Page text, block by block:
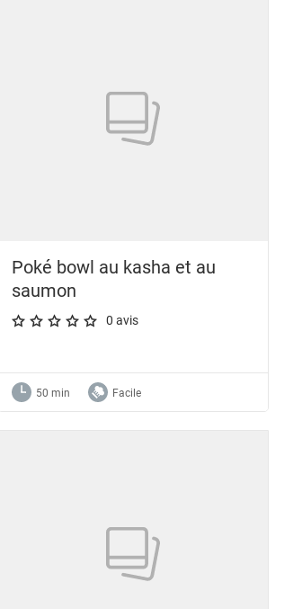
Poké bowl au kasha et au
saumon
A star rating of 0 out of 5.
0 avis
50 min Facile